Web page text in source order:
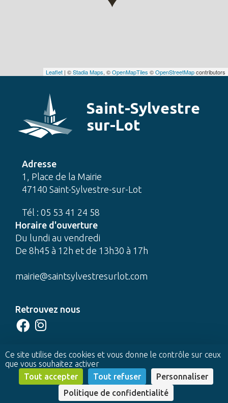
Saint-Sylvestre
sur-Lot
Adresse
1, Place de la Mairie
47140 Saint-Sylvestre-sur-Lot
Tél : 05 53 41 24 58
Horaire d'ouverture
Du lundi au vendredi
De 8h45 à 12h et de 13h30 à 17h
mairie@saintsylvestresurlot.com
Retrouvez nous
CONTACTEZ-NOUS
© 2022 Mairie de Saint-Sylvestre-sur-Lot -
Réalisation Profil Web- Mentions légales
Leaflet | ©Stadia Maps, ©OpenMapTiles ©OpenStreetMapcontributors
Ce site utilise des cookies et vous donne le contrôle sur ceux
que vous souhaitez activer
Tout accepter
Tout refuser
Personnaliser
Politique de confidentialité